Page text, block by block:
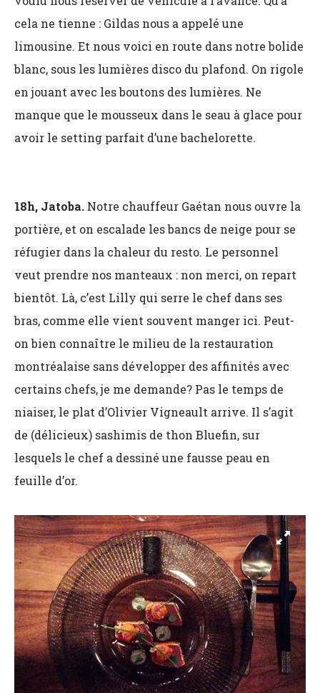
cela ne tienne : Gildas nous a appelé une
limousine. Et nous voici en route dans notre bolide
blanc, sous les lumières disco du plafond. On rigole
en jouant avec les boutons des lumières. Ne
manque que le mousseux dans le seau à glace pour
avoir le setting parfait d’une bachelorette.
18h, Jatoba. Notre chauffeur Gaétan nous ouvre la
portière, et on escalade les bancs de neige pour se
réfugier dans la chaleur du resto. Le personnel
veut prendre nos manteaux : non merci, on repart
bientôt. Là, c’est Lilly qui serre le chef dans ses
bras, comme elle vient souvent manger ici. Peut-
on bien connaître le milieu de la restauration
montréalaise sans développer des affinités avec
certains chefs, je me demande? Pas le temps de
niaiser, le plat d’Olivier Vigneault arrive. Il s’agit
de (délicieux) sashimis de thon Bluefin, sur
lesquels le chef a dessiné une fausse peau en
feuille d’or.